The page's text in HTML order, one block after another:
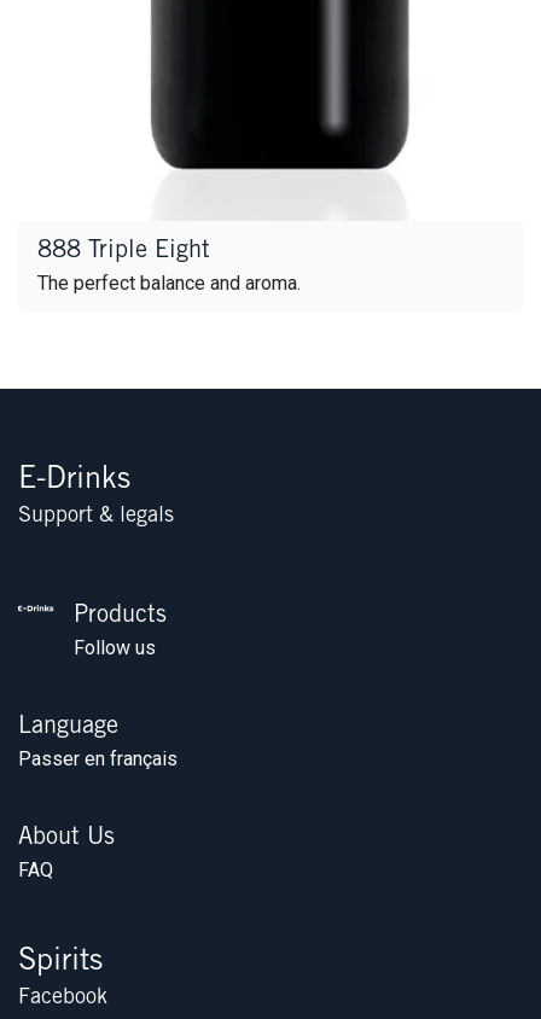
888 Triple Eight
The perfect balance and aroma.
E-Drinks
Support & legals
Products
Follow us
Language
Passer en français
About Us
FAQ
Spirits
Facebook